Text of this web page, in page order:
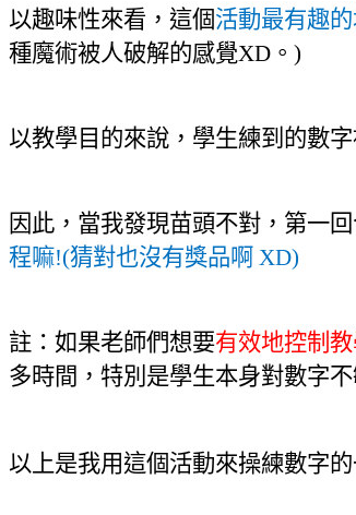
以趣味性來看，這個活動最有趣
種魔術被人破解的感覺XD。)
以教學目的來說，學生練到的數
因此，當我發現苗頭不對，第一
程嘛!(猜對也沒有獎品啊 XD)
註：如果老師們想要有效地控制
多時間，特別是學生本身對數字
以上是我用這個活動來操練數字